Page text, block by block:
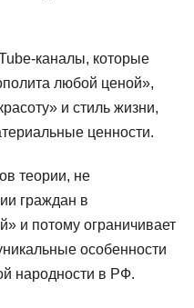
каналы, которые
любой ценой»,
и стиль жизни,
ценности.
теории, не
граждан в
и потому ограничивает
особенности
народности в РФ.